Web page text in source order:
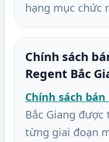
hạng mục chức
Chính sách
Regent Bắc
Chính sách bán
Bắc Giang
từng giai đoạn